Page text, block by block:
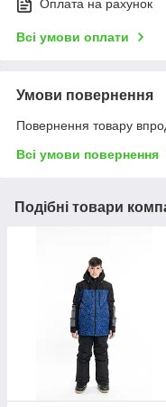
Оплата на рахунок
Всі умови оплати
Умови повернення
Повернення товару
Всі умови повернення
Подібні товари